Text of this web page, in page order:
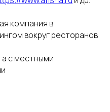
компания в
вокруг ресторанов
с местными